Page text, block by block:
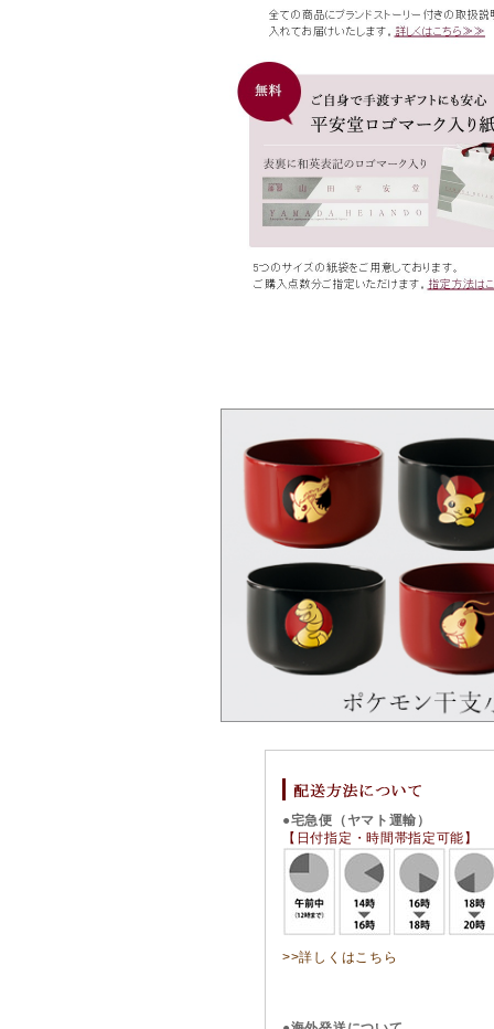
●宅急便（ヤマト運輸）
【日付指定・時間帯指定可能】
>>詳しくはこちら